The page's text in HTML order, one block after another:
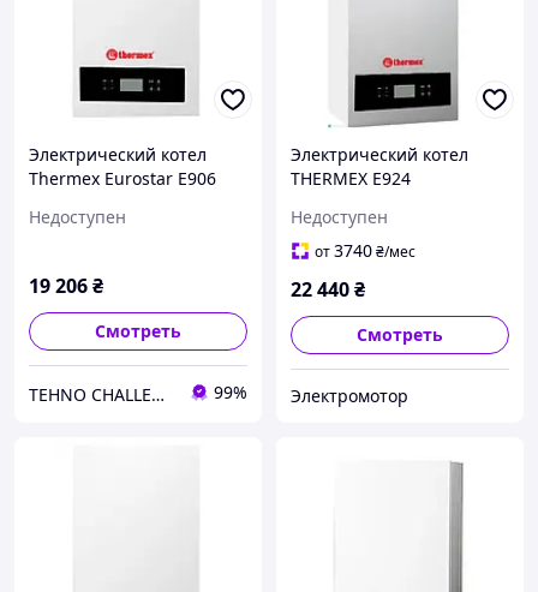
Электрический котел
Thermex Eurostar E906
Недоступен
19 206₴
Смотреть
TEHNO CHALLENGE 99%
Электрический котел
THERMEX E924
Недоступен
от3740₴/мес
22 440₴
Смотреть
Электромотор